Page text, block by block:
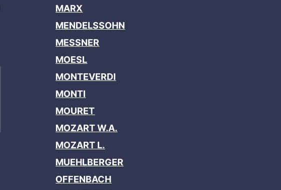
MARX
MENDELSSOHN
MESSNER
MOESL
MONTEVERDI
MONTI
MOURET
MOZART W.A.
MOZART L.
MUEHLBERGER
OFFENBACH